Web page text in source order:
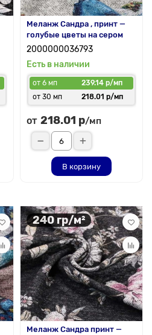
Меланж Сандра , принт —
голубые цветы на сером
2000000036793
Есть в наличии
от 6 мп
239.14 р/мп
от 30 мп
218.01 р/мп
от 218.01 р/мп
В корзину
240 гр/м²
Меланж Сандра принт —